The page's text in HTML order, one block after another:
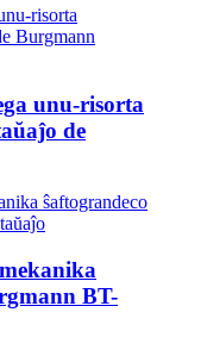
unu-risorta
de
BT-